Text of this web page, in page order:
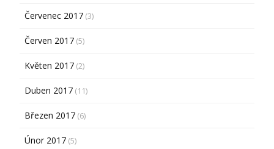
Červenec 2017 (3)
Červen 2017 (5)
Květen 2017 (2)
Duben 2017 (11)
Březen 2017 (6)
Únor 2017 (5)